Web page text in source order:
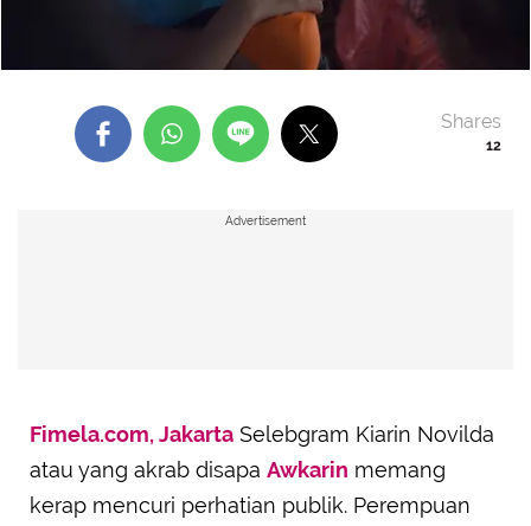
12
Shares
Advertisement
Fimela.com, Jakarta Selebgram Kiarin Novilda
atau yang akrab disapa Awkarin memang
kerap mencuri perhatian publik. Perempuan